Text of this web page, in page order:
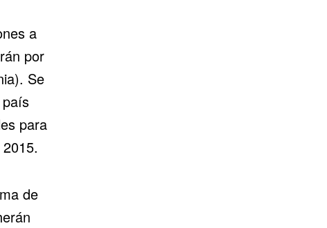
a
por
Se
para
de